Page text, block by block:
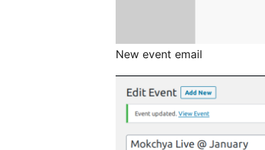
New event email